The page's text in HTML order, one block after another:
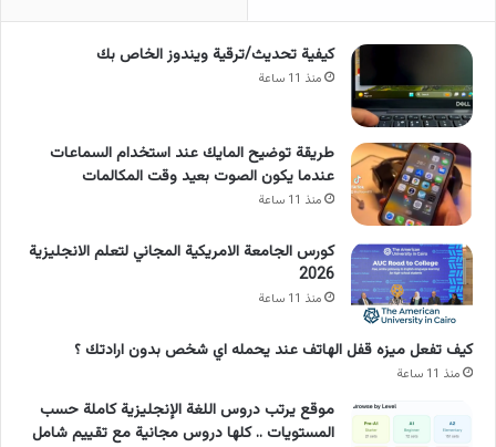
كيفية تحديث/ترقية ويندوز الخاص بك
منذ 11 ساعة
طريقة توضيح المايك عند استخدام السماعات
عندما يكون الصوت بعيد وقت المكالمات
منذ 11 ساعة
كورس الجامعة الامريكية المجاني لتعلم الانجليزية
2026
منذ 11 ساعة
كيف تفعل ميزه قفل الهاتف عند يحمله اي شخص بدون ارادتك ؟
منذ 11 ساعة
موقع يرتب دروس اللغة الإنجليزية كاملة حسب
المستويات .. كلها دروس مجانية مع تقييم شامل